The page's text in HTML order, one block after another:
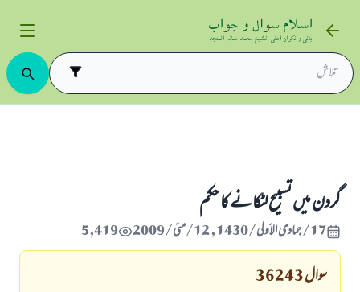
گردن ميں تسبيح لٹكانے كا حكم
17/جمادى الأولى/1430 , 12/مئی/2009 5,419
سوال36243